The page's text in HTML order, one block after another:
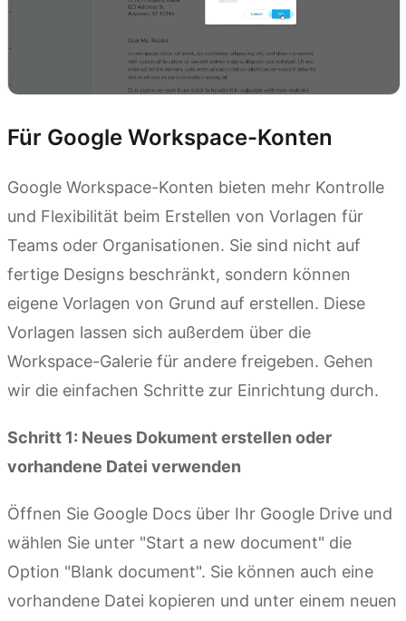
Für Google Workspace-Konten
Google Workspace-Konten bieten mehr Kontrolle
und Flexibilität beim Erstellen von Vorlagen für
Teams oder Organisationen. Sie sind nicht auf
fertige Designs beschränkt, sondern können
eigene Vorlagen von Grund auf erstellen. Diese
Vorlagen lassen sich außerdem über die
Workspace-Galerie für andere freigeben. Gehen
wir die einfachen Schritte zur Einrichtung durch.
Schritt 1: Neues Dokument erstellen oder
vorhandene Datei verwenden
Öffnen Sie Google Docs über Ihr Google Drive und
wählen Sie unter "Start a new document" die
Option "Blank document". Sie können auch eine
vorhandene Datei kopieren und unter einem neuen